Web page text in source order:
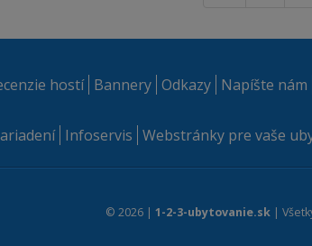
hostí Bannery Odkazy Napíšte nám
Infoservis Webstránky pre vaše
© 2026 | 1-2-3-ubytovanie.sk|